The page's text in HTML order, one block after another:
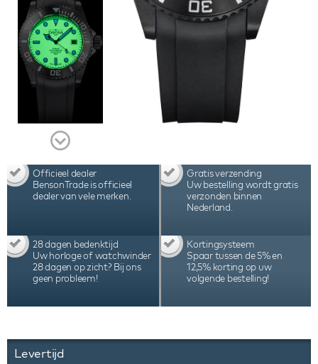
horlogebox, handleiding en 2 jaar internationale
garantie.
Officieel dealer
BensonTrade is officieel
dealer van vele merken.
Gratis verzending
Uw bestelling wordt gratis
verzonden binnen
Nederland.
28 dagen bedenktijd
Uw horloge of watchwinder
28 dagen op zicht? Bij ons
geen probleem!
Kortingsysteem
Spaar tussen de 5% en
12,5% korting op uw
volgende bestelling!
Levertijd